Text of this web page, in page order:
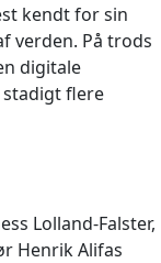
kendt for sin
verden. På trods
digitale
flere
Lolland-Falster,
Henrik Alifas